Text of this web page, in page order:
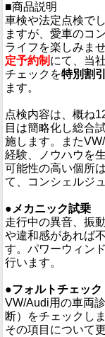
■商品説明
車検や法定点検で
ますが、愛車のコ
ライフを楽しみま
定予約制 にて、当
チェックを特別割
ます。
点検内容は、概ね
目は簡略化し総合
施します。また
経験、ノウハウを
可能性の高い個所
て、コンシェルジ
●メカニック試乗
走行中の異音、振
や違和感があれば
す。パワーウィン
行います。
●フォルトチェック
VW/Audi用の車両
断）をチェックし
その項目について